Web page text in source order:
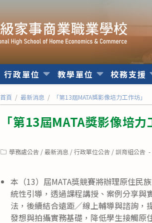
行政單位 教學單位 校務支援
首頁 / 最新消息 / 「第13屆MATA獎影像培力工作坊」
「第13屆MATA獎影像培力
Post學務處公告 / 最新消息 / 行政單位公告 / 訓育組公告
本（13）屆MATA獎競賽將辦理原住民
統性引導，透過課程講授、案例分享與
法，後續結合遠距／線上輔導與諮詢，
發想與拍攝實務基礎，降低學生接觸原